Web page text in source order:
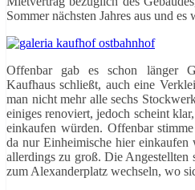
Sommer nächsten Jahres aus und es
Offenbar gab es schon länger
Kaufhaus schließt, auch eine
man nicht mehr alle sechs
einiges renoviert, jedoch scheint
einkaufen würden. Offenbar
da nur Einheimische hier
allerdings zu groß. Die Angestellten
zum Alexanderplatz wechseln, wo